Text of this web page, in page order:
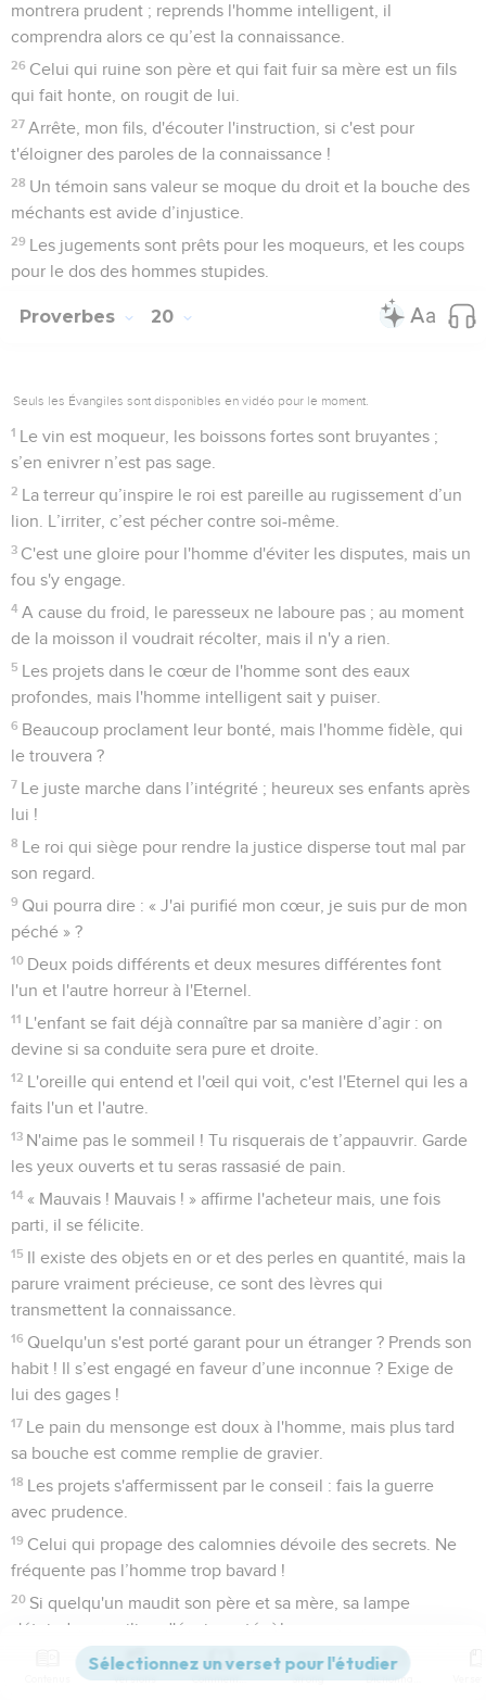
montrera prudent ; reprends l'homme intelligent, il
comprendra alors ce qu’est la connaissance.
26 Celui qui ruine son père et qui fait fuir sa mère est un fils
qui fait honte, on rougit de lui.
27 Arrête, mon fils, d'écouter l'instruction, si c'est pour
t'éloigner des paroles de la connaissance !
28 Un témoin sans valeur se moque du droit et la bouche des
méchants est avide d’injustice.
29 Les jugements sont prêts pour les moqueurs, et les coups
pour le dos des hommes stupides.
Proverbes 20
Seuls les Évangiles sont disponibles en vidéo pour le moment.
1 Le vin est moqueur, les boissons fortes sont bruyantes ;
s’en enivrer n’est pas sage.
2 La terreur qu’inspire le roi est pareille au rugissement d’un
lion. L’irriter, c’est pécher contre soi-même.
3 C'est une gloire pour l'homme d'éviter les disputes, mais un
fou s'y engage.
4 A cause du froid, le paresseux ne laboure pas ; au moment
de la moisson il voudrait récolter, mais il n'y a rien.
5 Les projets dans le cœur de l'homme sont des eaux
profondes, mais l'homme intelligent sait y puiser.
6 Beaucoup proclament leur bonté, mais l'homme fidèle, qui
le trouvera ?
7 Le juste marche dans l’intégrité ; heureux ses enfants après
lui !
8 Le roi qui siège pour rendre la justice disperse tout mal par
son regard.
9 Qui pourra dire : « J'ai purifié mon cœur, je suis pur de mon
péché » ?
10 Deux poids différents et deux mesures différentes font
l'un et l'autre horreur à l'Eternel.
11 L'enfant se fait déjà connaître par sa manière d’agir : on
devine si sa conduite sera pure et droite.
12 L'oreille qui entend et l'œil qui voit, c'est l'Eternel qui les a
faits l'un et l'autre.
13 N'aime pas le sommeil ! Tu risquerais de t’appauvrir. Garde
les yeux ouverts et tu seras rassasié de pain.
14 « Mauvais ! Mauvais ! » affirme l'acheteur mais, une fois
parti, il se félicite.
15 Il existe des objets en or et des perles en quantité, mais la
parure vraiment précieuse, ce sont des lèvres qui
transmettent la connaissance.
16 Quelqu'un s'est porté garant pour un étranger ? Prends son
habit ! Il s’est engagé en faveur d’une inconnue ? Exige de
lui des gages !
17 Le pain du mensonge est doux à l'homme, mais plus tard
sa bouche est comme remplie de gravier.
18 Les projets s'affermissent par le conseil : fais la guerre
avec prudence.
19 Celui qui propage des calomnies dévoile des secrets. Ne
fréquente pas l’homme trop bavard !
20 Si quelqu'un maudit son père et sa mère, sa lampe
s'éteindra au milieu d'épaisses ténèbres.
Une possession trop vite acquise au départ ne sera pas
Versions Commentaires Strong